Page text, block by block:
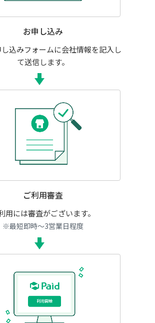
お申し込み
込みフォームに会社情報を記入し
て送信します。
ご利用審査
用には審査がございます。
※最短即時～3営業日程度